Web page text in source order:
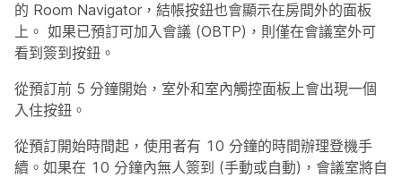
的 Room Navigator，結帳按鈕也會顯示在房間外的面板
上。 如果已預訂可加入會議 (OBTP)，則僅在會議室外可
看到簽到按鈕。
從預訂前 5 分鐘開始，室外和室內觸控面板上會出現一個
入住按鈕。
從預訂開始時間起，使用者有 10 分鐘的時間辦理登機手
續。如果在 10 分鐘內無人簽到 (手動或自動)，會議室將自